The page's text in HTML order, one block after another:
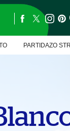
PARTIDAZO